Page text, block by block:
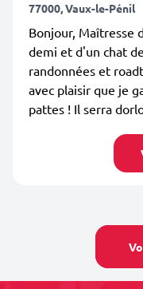
77000, Vaux-le-Pénil
Bonjour, Maîtresse
demi et d'un chat
randonnées et
avec plaisir que je
pattes ! Il serra